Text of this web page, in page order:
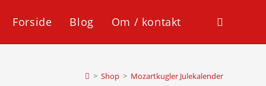
Forside Blog Om / kontakt Toggle
> Shop > Mozartkugler Julekalender